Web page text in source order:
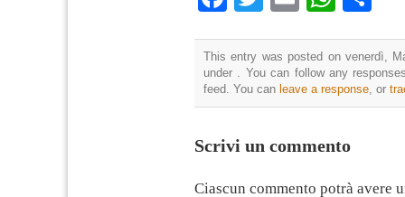
This entry was posted on venerdì,
under . You can follow any
feed. You can leave a response, or
Scrivi un commento
Ciascun commento potrà avere